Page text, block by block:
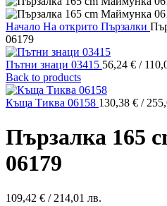
Начало На открито Пързалки
06179
Пътни знаци 03415 56,24 € /
Back to products
Къща Тиква 06158 130,38 € /
Пързалка 165
06179
109,42 € / 214,01 лв.